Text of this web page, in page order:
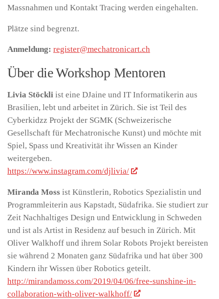
Massnahmen und Kontakt Tracing werden eingehalten.
Plätze sind begrenzt.
Anmeldung: register@mechatronicart.ch
Über die Workshop Mentoren
Livia Stöckli ist eine DJaine und IT Informatikerin aus
Brasilien, lebt und arbeitet in Zürich. Sie ist Teil des
Cyberkidzz Projekt der SGMK (Schweizerische
Gesellschaft für Mechatronische Kunst) und möchte mit
Spiel, Spass und Kreativität ihr Wissen an Kinder
weitergeben.
https://www.instagram.com/djlivia/
Miranda Moss ist Künstlerin, Robotics Spezialistin und
Programmleiterin aus Kapstadt, Südafrika. Sie studiert zur
Zeit Nachhaltiges Design und Entwicklung in Schweden
und ist als Artist in Residenz auf besuch in Zürich. Mit
Oliver Walkhoff und ihrem Solar Robots Projekt bereisten
sie während 2 Monaten ganz Südafrika und hat über 300
Kindern ihr Wissen über Robotics geteilt.
http://mirandamoss.com/2019/04/06/free-sunshine-in-
collaboration-with-oliver-walkhoff/